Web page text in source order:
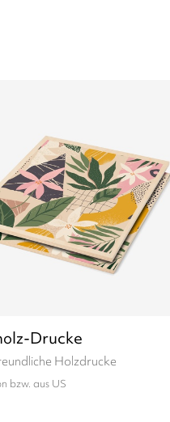
Drucke
Holzdrucke
bzw. aus US